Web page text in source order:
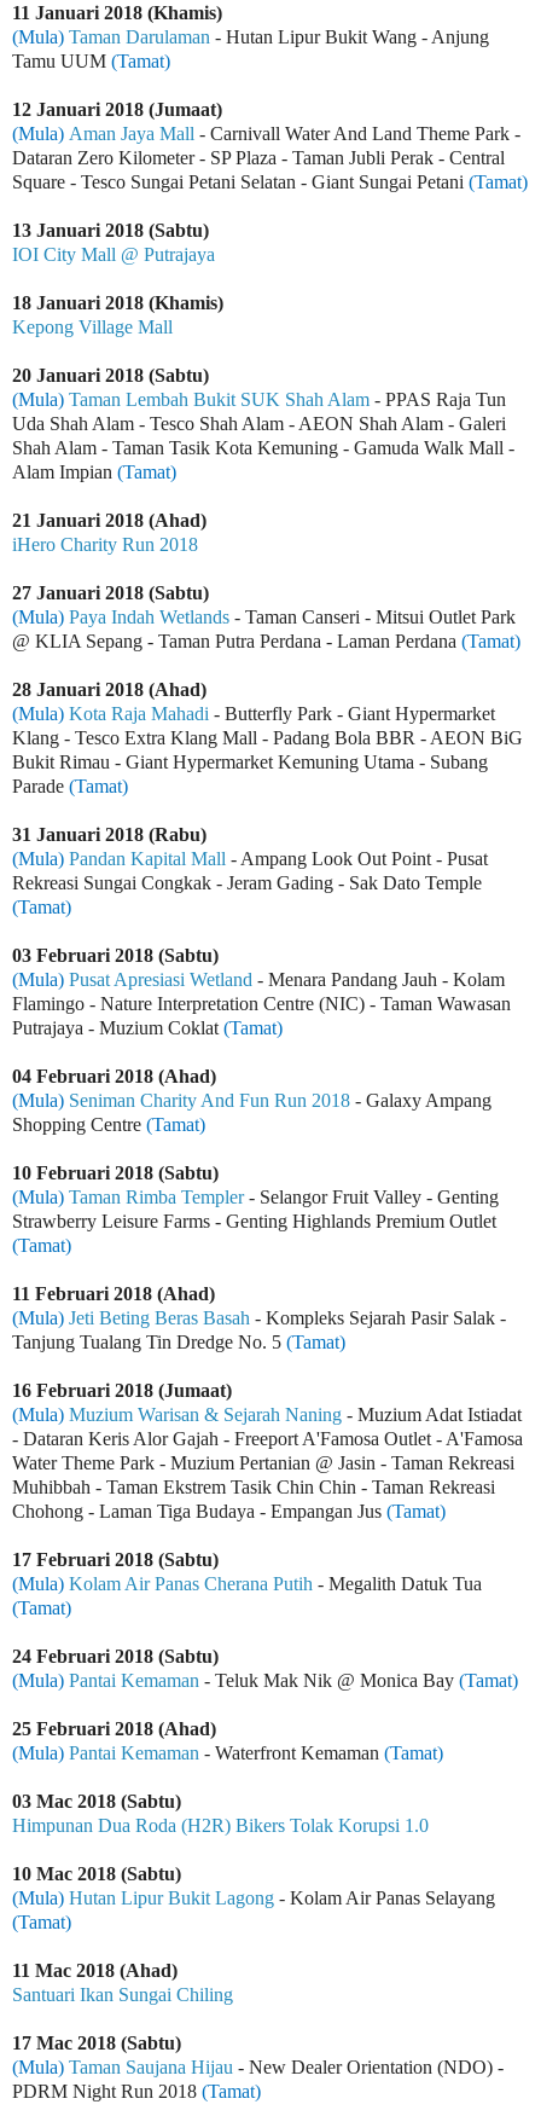
11 Januari 2018 (Khamis)
(Mula) Taman Darulaman - Hutan Lipur Bukit Wang - Anjung
Tamu UUM (Tamat)
12 Januari 2018 (Jumaat)
(Mula) Aman Jaya Mall - Carnivall Water And Land Theme Park -
Dataran Zero Kilometer - SP Plaza - Taman Jubli Perak - Central
Square - Tesco Sungai Petani Selatan - Giant Sungai Petani (Tamat)
13 Januari 2018 (Sabtu)
IOI City Mall @ Putrajaya
18 Januari 2018 (Khamis)
Kepong Village Mall
20 Januari 2018 (Sabtu)
(Mula) Taman Lembah Bukit SUK Shah Alam - PPAS Raja Tun
Uda Shah Alam - Tesco Shah Alam - AEON Shah Alam - Galeri
Shah Alam - Taman Tasik Kota Kemuning - Gamuda Walk Mall -
Alam Impian (Tamat)
21 Januari 2018 (Ahad)
iHero Charity Run 2018
27 Januari 2018 (Sabtu)
(Mula) Paya Indah Wetlands - Taman Canseri - Mitsui Outlet Park
@ KLIA Sepang - Taman Putra Perdana - Laman Perdana (Tamat)
28 Januari 2018 (Ahad)
(Mula) Kota Raja Mahadi - Butterfly Park - Giant Hypermarket
Klang - Tesco Extra Klang Mall - Padang Bola BBR - AEON BiG
Bukit Rimau - Giant Hypermarket Kemuning Utama - Subang
Parade (Tamat)
31 Januari 2018 (Rabu)
(Mula) Pandan Kapital Mall - Ampang Look Out Point - Pusat
Rekreasi Sungai Congkak - Jeram Gading - Sak Dato Temple
(Tamat)
03 Februari 2018 (Sabtu)
(Mula) Pusat Apresiasi Wetland - Menara Pandang Jauh - Kolam
Flamingo - Nature Interpretation Centre (NIC) - Taman Wawasan
Putrajaya - Muzium Coklat (Tamat)
04 Februari 2018 (Ahad)
(Mula) Seniman Charity And Fun Run 2018 - Galaxy Ampang
Shopping Centre (Tamat)
10 Februari 2018 (Sabtu)
(Mula) Taman Rimba Templer- Selangor Fruit Valley - Genting
Strawberry Leisure Farms - Genting Highlands Premium Outlet
(Tamat)
11 Februari 2018 (Ahad)
(Mula) Jeti Beting Beras Basah - Kompleks Sejarah Pasir Salak -
Tanjung Tualang Tin Dredge No. 5 (Tamat)
16 Februari 2018 (Jumaat)
(Mula) Muzium Warisan & Sejarah Naning - Muzium Adat Istiadat
- Dataran Keris Alor Gajah - Freeport A'Famosa Outlet - A'Famosa
Water Theme Park - Muzium Pertanian @ Jasin - Taman Rekreasi
Muhibbah - Taman Ekstrem Tasik Chin Chin - Taman Rekreasi
Chohong - Laman Tiga Budaya - Empangan Jus (Tamat)
17 Februari 2018 (Sabtu)
(Mula) Kolam Air Panas Cherana Putih - Megalith Datuk Tua
(Tamat)
24 Februari 2018 (Sabtu)
(Mula) Pantai Kemaman - Teluk Mak Nik @ Monica Bay (Tamat)
25 Februari 2018 (Ahad)
(Mula) Pantai Kemaman - Waterfront Kemaman (Tamat)
03 Mac 2018 (Sabtu)
Himpunan Dua Roda (H2R) Bikers Tolak Korupsi 1.0
10 Mac 2018 (Sabtu)
(Mula) Hutan Lipur Bukit Lagong - Kolam Air Panas Selayang
(Tamat)
11 Mac 2018 (Ahad)
Santuari Ikan Sungai Chiling
17 Mac 2018 (Sabtu)
(Mula) Taman Saujana Hijau - New Dealer Orientation (NDO) -
PDRM Night Run 2018 (Tamat)